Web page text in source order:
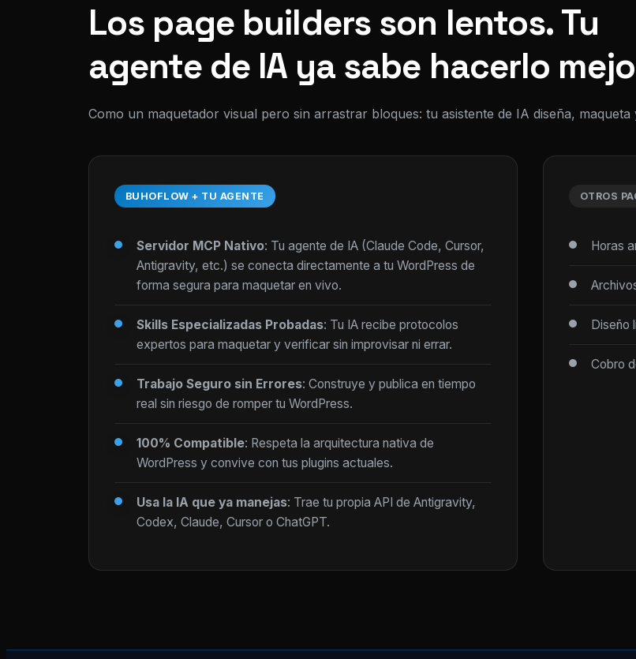
Los page builders son lentos. Tu
agente de IA ya sabe hacerlo
Como un maquetador visual pero sin arrastrar bloques: tu asistente de IA diseña,
BUHOFLOW + TU AGENTE
Servidor MCP Nativo: Tu agente de IA (Claude Code, Cursor,
Antigravity, etc.) se conecta directamente a tu WordPress de
forma segura para maquetar en vivo.
Skills Especializadas Probadas: Tu IA recibe protocolos
expertos para maquetar y verificar sin improvisar ni errar.
Trabajo Seguro sin Errores: Construye y publica en tiempo
real sin riesgo de romper tu WordPress.
100% Compatible: Respeta la arquitectura nativa de
WordPress y convive con tus plugins actuales.
Usa la IA que ya manejas: Trae tu propia API de Antigravity,
Codex, Claude, Cursor o ChatGPT.
OTROS
Horas
Diseño
Cobro